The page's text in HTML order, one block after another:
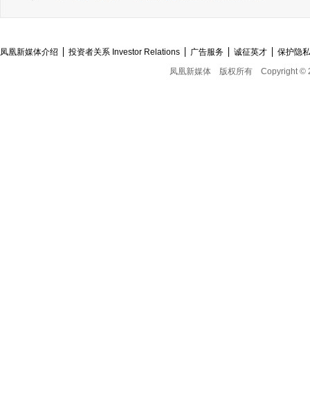
凤凰新媒体介绍 投资者关系 Investor Relations 广告服务 诚征英才
保护隐
凤凰新媒体
版权所有 Copyright ©